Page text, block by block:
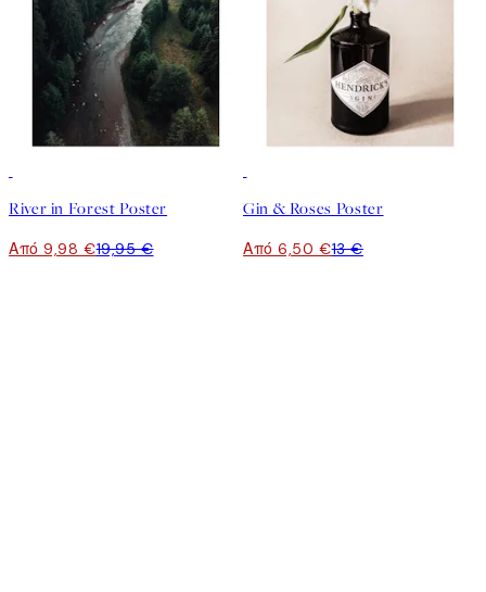
River in Forest Poster
Από 9,98 €19,95 €
Gin & Roses Poster
Από 6,50 €13 €